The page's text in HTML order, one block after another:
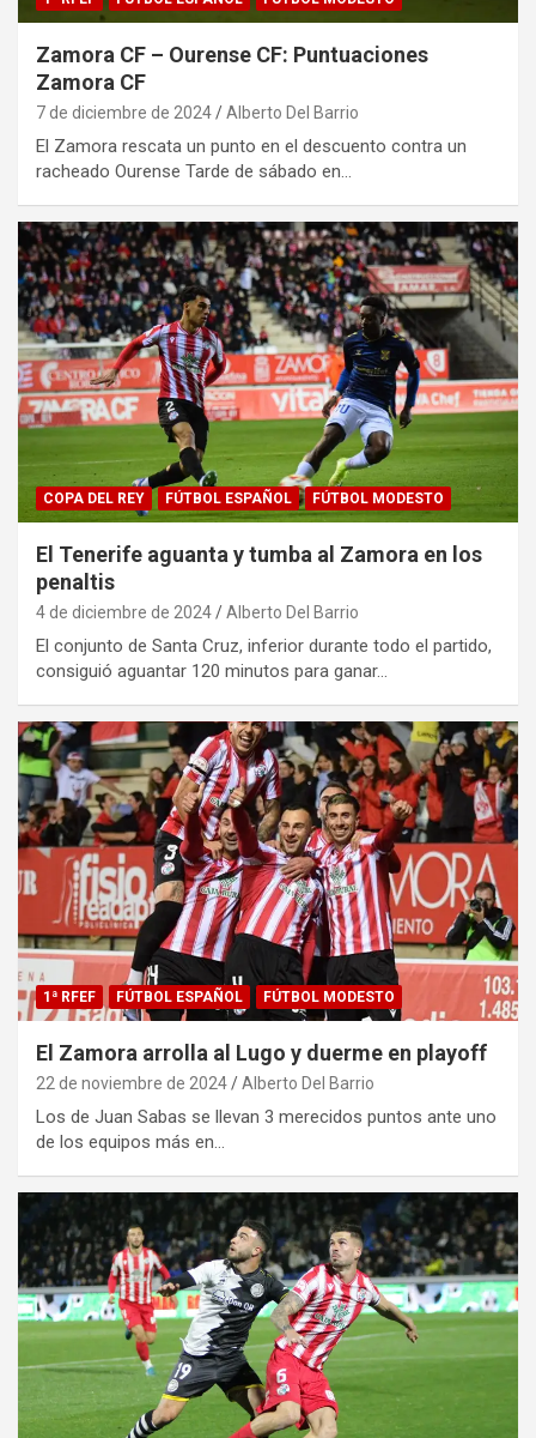
Zamora CF – Ourense CF: Puntuaciones
Zamora CF
7 de diciembre de 2024 Alberto Del Barrio
El Zamora rescata un punto en el descuento contra un
racheado Ourense Tarde de sábado en…
COPA DEL REY FÚTBOL ESPAÑOL FÚTBOL MODESTO
El Tenerife aguanta y tumba al Zamora en los
penaltis
4 de diciembre de 2024 Alberto Del Barrio
El conjunto de Santa Cruz, inferior durante todo el partido,
consiguió aguantar 120 minutos para ganar…
1ª RFEF FÚTBOL ESPAÑOL FÚTBOL MODESTO
El Zamora arrolla al Lugo y duerme en playoff
22 de noviembre de 2024 Alberto Del Barrio
Los de Juan Sabas se llevan 3 merecidos puntos ante uno
de los equipos más en…